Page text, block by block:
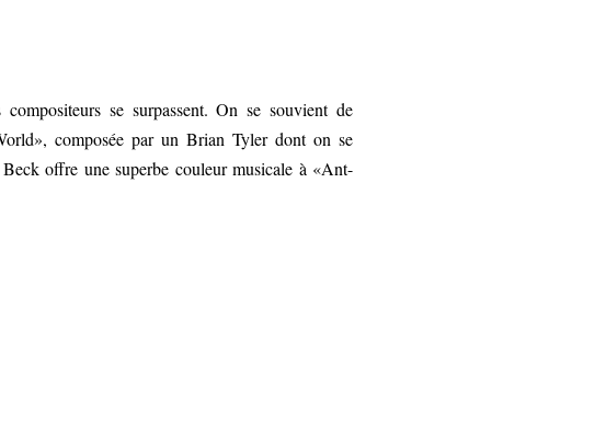
se surpassent. On se souvient de
composée par un Brian Tyler dont on se
offre une superbe couleur musicale à «Ant-